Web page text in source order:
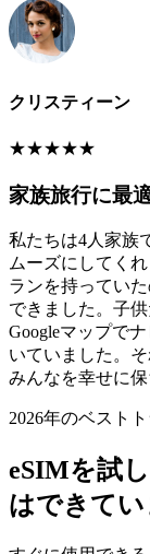
クリスティーン
★★★★★
家族旅行に最
私たちは4人家族
ムーズにしてく
ランを持ってい
できました。子
Googleマップで
いていました。
みんなを幸せに保
2026年のベスト
eSIMを試
はできて